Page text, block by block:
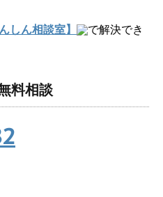
しん相談室】
で解決でき
料相談